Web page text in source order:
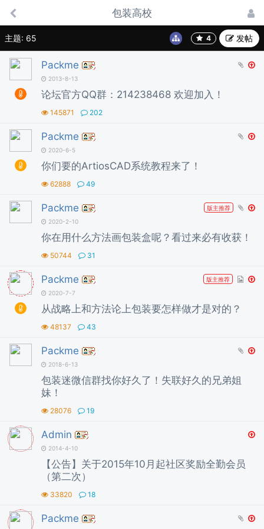
包装高校
主题: 65 发帖
Packme
2013-8-13
论坛官方QQ群：214238468 欢迎加入！
145871 202
Packme
2020-6-5
你们要的ArtiosCAD系统教程来了！
62888 49
Packme
版主推荐
2020-2-10
你在用什么方法画包装盒呢？看过来必有收获！
50744 31
Packme
版主推荐
2020-7-7
从战略上和方法论上包装要怎样做才是对的？
48137 43
Packme
2018-6-13
包装迷微信群找你好久了！失联好久的兄弟姐
妹！
28076 19
Admin
2014-4-10
【公告】关于2015年10月起社区奖励全勤会员
（第二次）
33820 18
Packme